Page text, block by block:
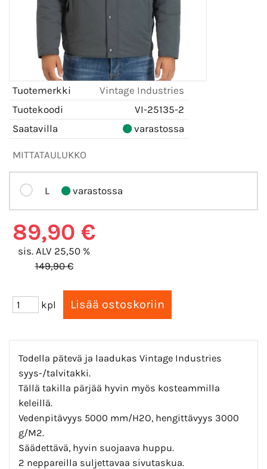
Tuotemerkki
Vintage Industries
Tuotekoodi
VI-25135-2
Saatavilla
varastossa
MITTATAULUKKO
L varastossa
89,90 €
sis. ALV 25,50 %
149,90 €
kpl
Todella pätevä ja laadukas Vintage Industries
syys-/talvitakki.
Tällä takilla pärjää hyvin myös kosteammilla
keleillä.
Vedenpitävyys 5000 mm/H2O, hengittävyys 3000
g/M2.
Säädettävä, hyvin suojaava huppu.
2 neppareilla suljettavaa sivutaskua.